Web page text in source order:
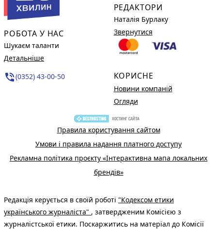
РОБОТА У НАС
Шукаєм таланти
Детальніше
phone_in_talk(0352) 43-00-50
РЕДАКТОРИ
Наталія Бурлаку
Звернутися
КОРИСНЕ
Новини компаній
Огляди
Правила користування сайтом
Умови і правила надання платного доступу
Рекламна політика проєкту «Інтерактивна мапа локальних
брендів»
Редакція керується в своїй роботі "Кодексом етики
українського журналіста" , затвердженим Комісією з
журналістської етики. Поскаржитись на матеріал до Комісії